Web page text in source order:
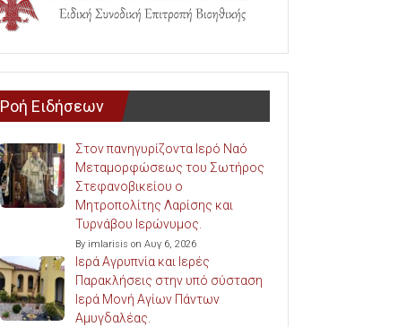
Ροή Ειδήσεων
Στον πανηγυρίζοντα Ιερό Ναό
Μεταμορφώσεως του Σωτήρος
Στεφανοβικείου ο
Μητροπολίτης Λαρίσης και
Τυρνάβου Ιερώνυμος.
By imlarisis on Αυγ 6, 2026
Ιερά Αγρυπνία και Ιερές
Παρακλήσεις στην υπό σύσταση
Ιερά Μονή Αγίων Πάντων
Αμυγδαλέας.